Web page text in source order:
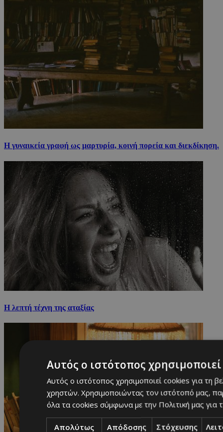
Η γυναικεία γραφή ως μαρτυρία, κοινή πορεία και διεκδίκηση.
Η λεπτή τέχνη της αταξίας
Αυτός ο ιστότοπος
Αυτός ο ιστότοπος χρησιμοποιεί cookies για τη
χρηστών. Χρησιμοποιώντας τον ιστότοπό μας,
όλα τα cookies σύμφωνα με την Πολιτική μας για
Απολύτως
Απόδοσης Στόχευσης